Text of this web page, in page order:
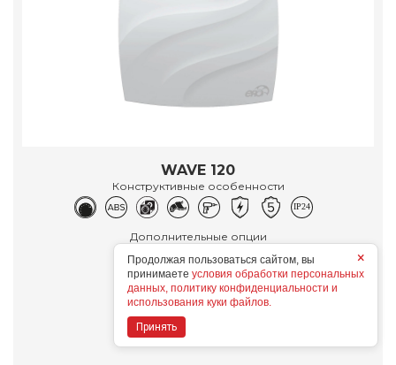
WAVE 120
Конструктивные особенности
Дополнительные опции
Подробнее
×
Продолжая пользоваться сайтом, вы
принимаете условия обработки персональных
данных, политику конфиденциальности и
использования куки файлов.
Принять